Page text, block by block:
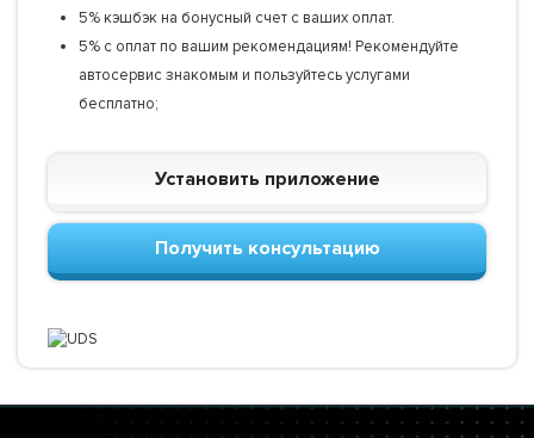
5% кэшбэк на бонусный счет с ваших оплат.
5% с оплат по вашим рекомендациям! Рекомендуйте
автосервис знакомым и пользуйтесь услугами
бесплатно;
Установить приложение
Получить консультацию